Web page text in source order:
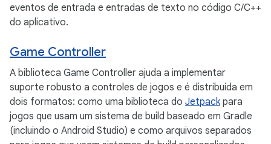
eventos de entrada e entradas de texto no código C/C++
do aplicativo.
Game Controller
A biblioteca Game Controller ajuda a implementar
suporte robusto a controles de jogos e é distribuída em
dois formatos: como uma biblioteca do Jetpackpara
jogos que usam um sistema de build baseado em Gradle
(incluindo o Android Studio) e como arquivos separados